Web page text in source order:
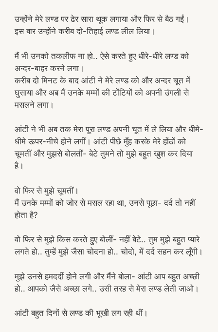
उन्होंने मेरे लण्ड पर ढेर सारा थूक लगाया और फिर से बैठ गईं।
इस बार उन्होंने करीब दो-तिहाई लण्ड लील लिया।
मैं भी उनको तकलीफ ना हो.. ऐसे करते हुए धीरे-धीरे लण्ड को
अन्दर-बाहर करने लगा।
करीब दो मिनट के बाद आंटी ने मेरे लण्ड को और अन्दर चूत में
घुसाया और अब मैं उनके मम्मों की टोंटियों को अपनी उंगली से
मसलने लगा।
आंटी ने भी अब तक मेरा पूरा लण्ड अपनी चूत में ले लिया और धीमे-
धीमे ऊपर-नीचे होने लगीं। आंटी पीछे मुँह करके मेरे होंठों को
चूमतीं और मुझसे बोलतीं- बेटे तुमने तो मुझे बहुत खुश कर दिया
है।
वो फिर से मुझे चूमतीं।
मैं उनके मम्मों को जोर से मसल रहा था, उनसे पूछा- दर्द तो नहीं
होता है?
वो फिर से मुझे किस करते हुए बोलीं- नहीं बेटे.. तुम मुझे बहुत प्यारे
लगते हो.. तुम्हें मुझे जैसा चोदना हो.. चोदो, में दर्द सहन कर लूँगी।
मुझे उनसे हमदर्दी होने लगी और मैंने बोला- आंटी आप बहुत अच्छी
हो.. आपको जैसे अच्छा लगे.. उसी तरह से मेरा लण्ड लेती जाओ।
आंटी बहुत दिनों से लण्ड की भूखी लग रही थीं।